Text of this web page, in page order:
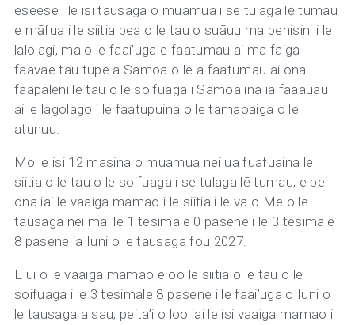
eseese i le isi tausaga o muamua i se tulaga lē tumau
e māfua i le siitia pea o le tau o suāuu ma penisini i le
lalolagi, ma o le faai’uga e faatumau ai ma faiga
faavae tau tupe a Samoa o le a faatumau ai ona
faapaleni le tau o le soifuaga i Samoa ina ia faaauau
ai le lagolago i le faatupuina o le tamaoaiga o le
atunuu.
Mo le isi 12 masina o muamua nei ua fuafuaina le
siitia o le tau o le soifuaga i se tulaga lē tumau, e pei
ona iai le vaaiga mamao i le siitia i le va o Me o le
tausaga nei mai le 1 tesimale 0 pasene i le 3 tesimale
8 pasene ia Iuni o le tausaga fou 2027.
E ui o le vaaiga mamao e oo le siitia o le tau o le
soifuaga i le 3 tesimale 8 pasene i le faai’uga o Iuni o
le tausaga a sau, peita’i o loo iai le isi vaaiga mamao i